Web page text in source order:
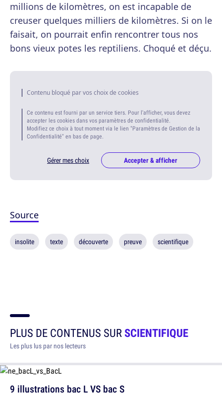
millions de kilomètres, on est incapable de
creuser quelques milliers de kilomètres. Si on le
faisait, on pourrait enfin rencontrer tous nos
bons vieux potes les reptiliens. Choqué et déçu.
Contenu bloqué par vos choix de cookies
Ce contenu est fourni par un service tiers. Pour l'afficher, vous devez
accepter les cookies dans vos paramètres de confidentialité.
Modifiez ce choix à tout moment via le lien "Paramètres de Gestion de la
Confidentialité" en bas de page.
Gérer mes choix Accepter & afficher
Source
insolite texte découverte preuve scientifique
PLUS DE CONTENUS SURSCIENTIFIQUE
Les plus lus par nos lecteurs
9 illustrations bac L VS bac S